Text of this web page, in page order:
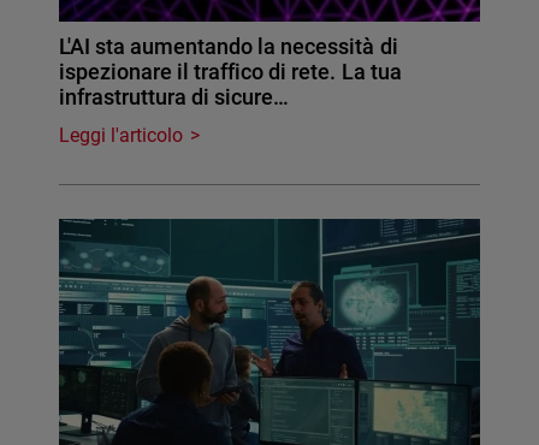
L'AI sta aumentando la necessità di
ispezionare il traffico di rete. La tua
infrastruttura di sicure…
Leggi l'articolo